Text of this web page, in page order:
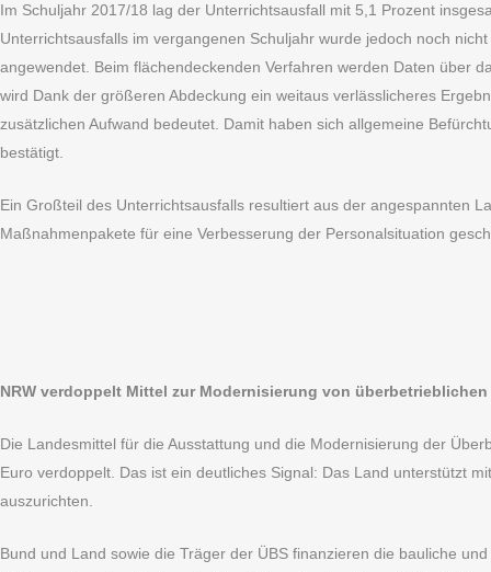
Im Schuljahr 2017/18 lag der Unterrichtsausfall mit 5,1 Prozent
Unterrichtsausfalls im vergangenen Schuljahr wurde jedoch noch
angewendet. Beim flächendeckenden Verfahren werden Daten über
wird Dank der größeren Abdeckung ein weitaus verlässlicheres
zusätzlichen Aufwand bedeutet. Damit haben sich allgemeine
bestätigt.
Ein Großteil des Unterrichtsausfalls resultiert aus der angespannten
Maßnahmenpakete für eine Verbesserung der Personalsituation
NRW verdoppelt Mittel zur Modernisierung von
Die Landesmittel für die Ausstattung und die Modernisierung der
Euro verdoppelt. Das ist ein deutliches Signal: Das Land unterstützt
auszurichten.
Bund und Land sowie die Träger der ÜBS finanzieren die bauliche